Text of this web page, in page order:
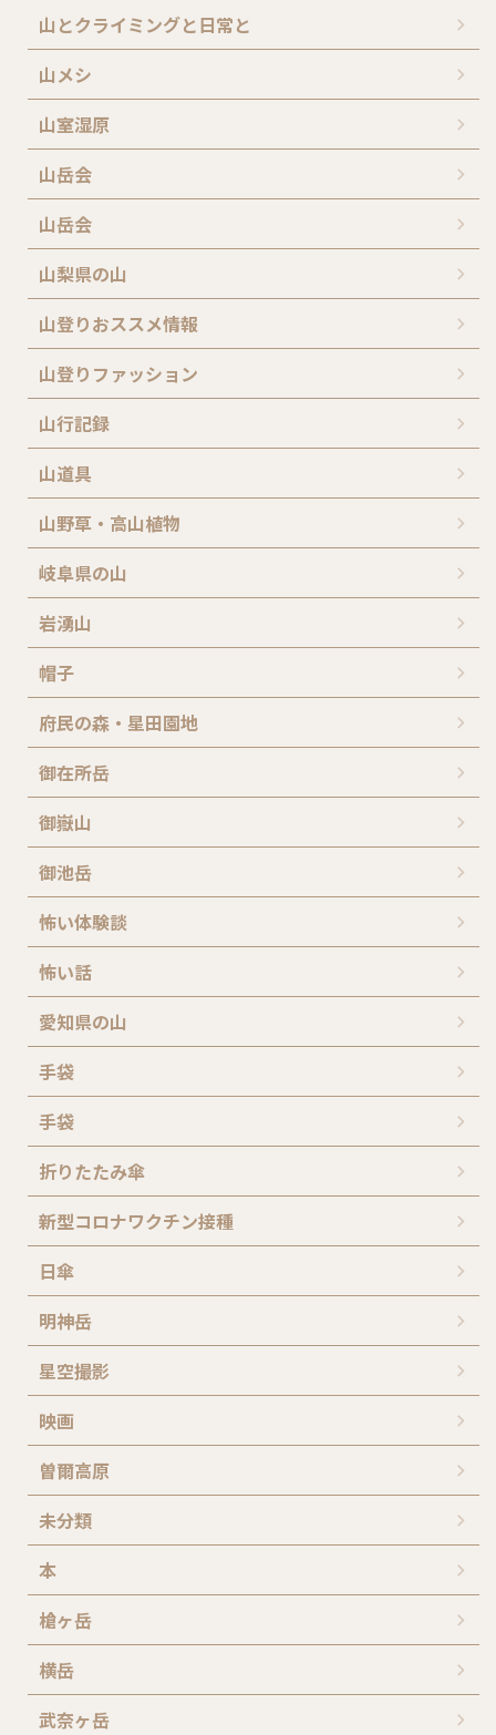
山とクライミングと日常と
山メシ
山室湿原
山岳会
山岳会
山梨県の山
山登りおススメ情報
山登りファッション
山行記録
山道具
山野草・高山植物
岐阜県の山
岩湧山
帽子
府民の森・星田園地
御在所岳
御嶽山
御池岳
怖い体験談
怖い話
愛知県の山
手袋
手袋
折りたたみ傘
新型コロナワクチン接種
日傘
明神岳
星空撮影
映画
曽爾高原
未分類
本
槍ヶ岳
横岳
武奈ヶ岳